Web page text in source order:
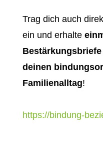
Trag dich auch
ein und erhalte
deinen
Familienalltag!
https://bindung-